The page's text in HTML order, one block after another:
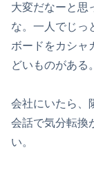
大変だなーと思
な。一人でじっ
ボードをカシャ
どいものがある。
会社にいたら、
会話で気分転換
い。